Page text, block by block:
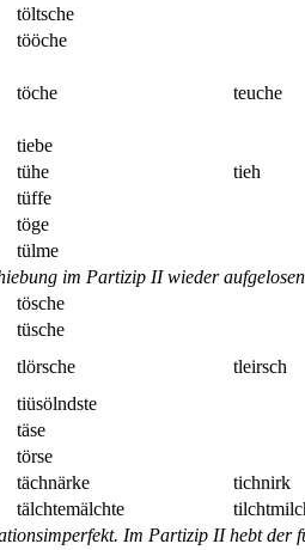
töltsche
tööche
töche teuche
tiebe
tühe tieh
tüffe
töge
tülme
im Partizip II wieder
tösche
tüsche
tlörsche tleirsch
tiüsölndste
täse
törse
tächnärke tichnirk
tälchtemälchte
Im Partizip II hebt der